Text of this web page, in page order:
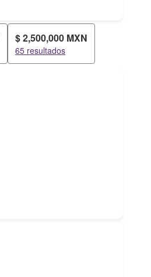
$ 2,500,000 MXN
65 resultados